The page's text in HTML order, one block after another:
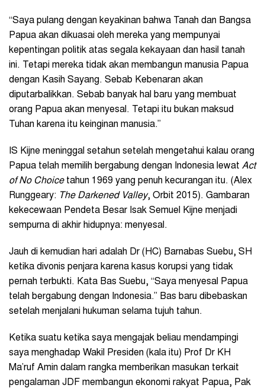
“Saya pulang dengan keyakinan bahwa Tanah dan Bangsa
Papua akan dikuasai oleh mereka yang mempunyai
kepentingan politik atas segala kekayaan dan hasil tanah
ini. Tetapi mereka tidak akan membangun manusia Papua
dengan Kasih Sayang. Sebab Kebenaran akan
diputarbalikkan. Sebab banyak hal baru yang membuat
orang Papua akan menyesal. Tetapi itu bukan maksud
Tuhan karena itu keinginan manusia.”
IS Kijne meninggal setahun setelah mengetahui kalau orang
Papua telah memilih bergabung dengan Indonesia lewat Act
of No Choicetahun 1969 yang penuh kecurangan itu. (Alex
Runggeary: The Darkened Valley, Orbit 2015). Gambaran
kekecewaan Pendeta Besar Isak Semuel Kijne menjadi
sempurna di akhir hidupnya: menyesal.
Jauh di kemudian hari adalah Dr (HC) Barnabas Suebu, SH
ketika divonis penjara karena kasus korupsi yang tidak
pernah terbukti. Kata Bas Suebu, “Saya menyesal Papua
telah bergabung dengan Indonesia.” Bas baru dibebaskan
setelah menjalani hukuman selama tujuh tahun.
Ketika suatu ketika saya mengajak beliau mendampingi
saya menghadap Wakil Presiden (kala itu) Prof Dr KH
Ma’ruf Amin dalam rangka memberikan masukan terkait
pengalaman JDF membangun ekonomi rakyat Papua, Pak